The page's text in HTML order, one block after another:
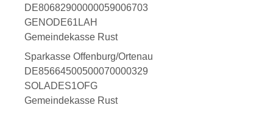
DE80682900000059006703
GENODE61LAH
Gemeindekasse Rust
Sparkasse Offenburg/Ortenau
DE85664500500070000329
SOLADES1OFG
Gemeindekasse Rust